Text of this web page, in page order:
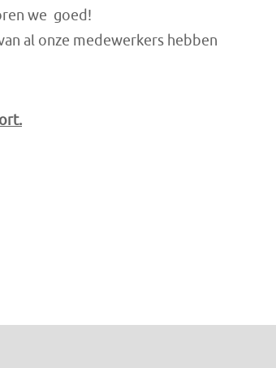
we goed!
al onze medewerkers hebben